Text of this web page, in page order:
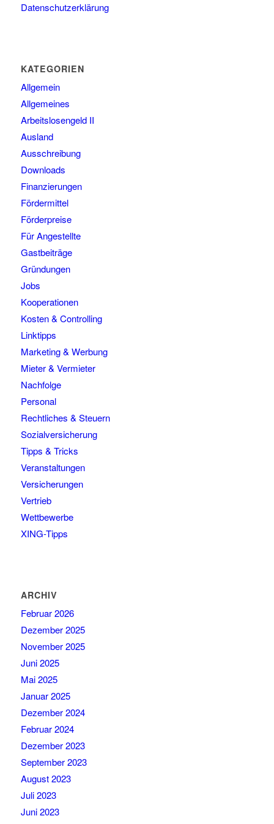
Datenschutzerklärung
KATEGORIEN
Allgemein
Allgemeines
Arbeitslosengeld II
Ausland
Ausschreibung
Downloads
Finanzierungen
Fördermittel
Förderpreise
Für Angestellte
Gastbeiträge
Gründungen
Jobs
Kooperationen
Kosten & Controlling
Linktipps
Marketing & Werbung
Mieter & Vermieter
Nachfolge
Personal
Rechtliches & Steuern
Sozialversicherung
Tipps & Tricks
Veranstaltungen
Versicherungen
Vertrieb
Wettbewerbe
XING-Tipps
ARCHIV
Februar 2026
Dezember 2025
November 2025
Juni 2025
Mai 2025
Januar 2025
Dezember 2024
Februar 2024
Dezember 2023
September 2023
August 2023
Juli 2023
Juni 2023